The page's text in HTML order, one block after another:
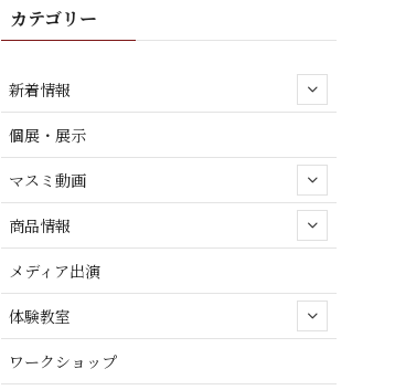
カテゴリー
新着情報
個展・展示
マスミ動画
商品情報
メディア出演
体験教室
ワークショップ